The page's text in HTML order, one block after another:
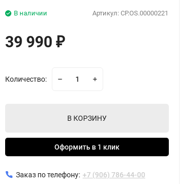
Артикул: CP.OS.00000221
В наличии
39 990₽
Количество:
В КОРЗИНУ
Оформить в 1 клик
Заказ по телефону: +7 (906) 786-44-00